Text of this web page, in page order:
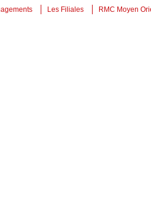
Les Filiales RMC Moyen